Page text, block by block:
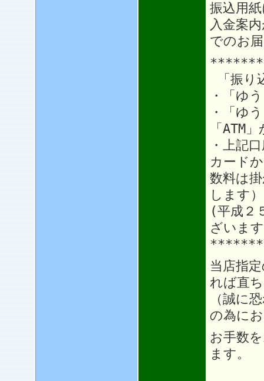
振込用
入金案
でのお
「振り
・「ゆ
・「ゆ
「ATM
・上記
カード
数料は
します）
(平成２
ざいま
当店指
れば直
（誠に
の為に
お手数
ます。